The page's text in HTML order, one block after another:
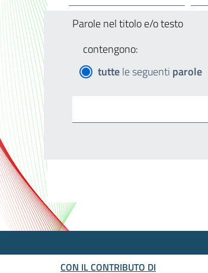
Parole nel titolo e/o testo
contengono:
tuttele seguenti parole
CON IL CONTRIBUTO DI